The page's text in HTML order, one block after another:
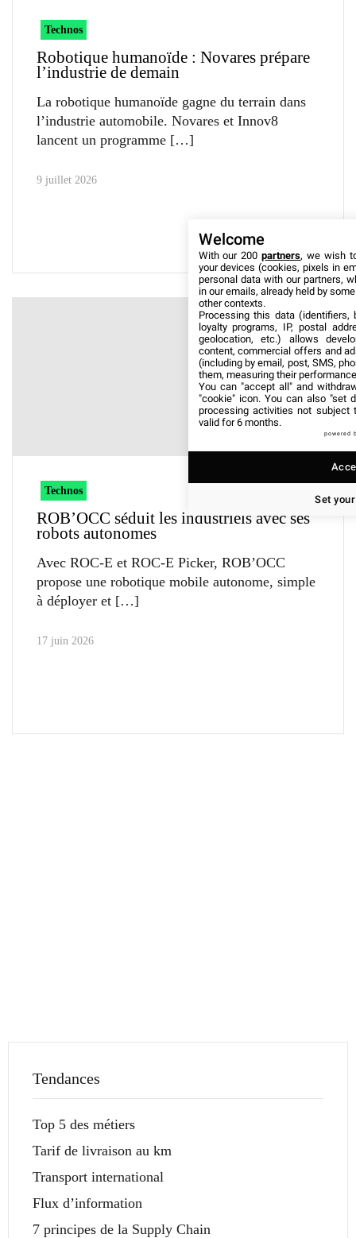
Technos
Robotique humanoïde : Novares prépare
l’industrie de demain
La robotique humanoïde gagne du terrain dans
l’industrie automobile. Novares et Innov8
lancent un programme
9 juillet 2026
Technos
ROB’OCC séduit les industriels avec ses
robots autonomes
Avec ROC-E et ROC-E Picker, ROB’OCC
propose une robotique mobile autonome, simple
à déployer et
17 juin 2026
Tendances
Top 5 des métiers
Tarif de livraison au km
Transport international
Flux d’information
7 principes de la Supply Chain
Welcome
With our 200partners, we wish
your devices (cookies, pixels in
personal data with our partners,
in our emails, already held by
other contexts.
Processing this data (identifiers,
loyalty programs, IP, postal
geolocation, etc.) allows
content, commercial offers and
(including by email, post, SMS,
them, measuring their
You can "accept all" and
"cookie" icon. You can also "set
processing activities not subject
valid for 6 months.
powered
Set